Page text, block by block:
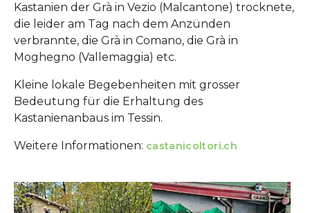
Kastanien der Grà in Vezio (Malcantone) trocknete,
die leider am Tag nach dem Anzünden
verbrannte, die Grà in Comano, die Grà in
Moghegno (Vallemaggia) etc.
Kleine lokale Begebenheiten mit grosser
Bedeutung für die Erhaltung des
Kastanienanbaus im Tessin.
Weitere Informationen: castanicoltori.ch